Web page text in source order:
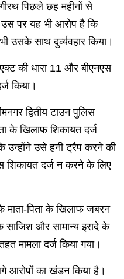
पिछले छह महीनों से
पर यह भी आरोप है कि
उसके साथ दुर्व्यवहार किया।
की धारा 11 और बीएनएस
किया।
द्वितीय टाउन पुलिस
के खिलाफ शिकायत दर्ज
उन्होंने उसे हनी ट्रैप करने की
दर्ज न करने के लिए
पिता के खिलाफ जबरन
और सामान्य इरादे के
मामला दर्ज किया गया।
का खंडन किया है।